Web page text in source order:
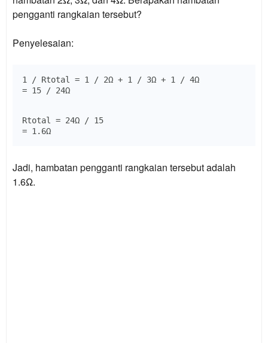
pengganti rangkaian tersebut?
Penyelesaian:
1 / Rtotal = 1 / 2Ω + 1 / 3Ω + 1 / 4Ω
Rtotal = 24Ω / 15
Jadi, hambatan pengganti rangkaian tersebut adalah
1.6Ω.